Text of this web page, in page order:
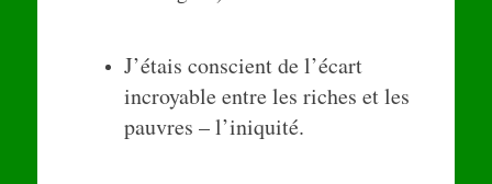
J’étais conscient de l’écart
incroyable entre les riches et les
pauvres – l’iniquité.